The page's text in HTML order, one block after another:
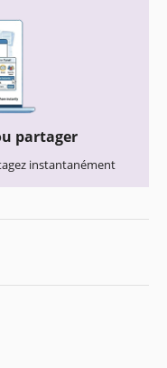
partager
instantanément